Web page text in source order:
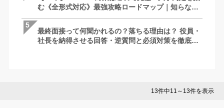
む《全形式対応》最強攻略ロードマップ｜知らない
と損する問題傾向と突破の秘訣
5
最終面接って何聞かれるの？落ちる理由は？ 役員・
社長を納得させる回答・逆質問と必須対策を徹底解
で完全網羅！【28卒】
GAB対策完全ガイド！言語・計数のコツ
ー、おすすめ参考書まで徹底解説【28卒
社長を納得させる回答・逆質問と必須対
説
苦手な人がいたときはどうしますか？ ー
さとコツ
13件中11～13件を表示